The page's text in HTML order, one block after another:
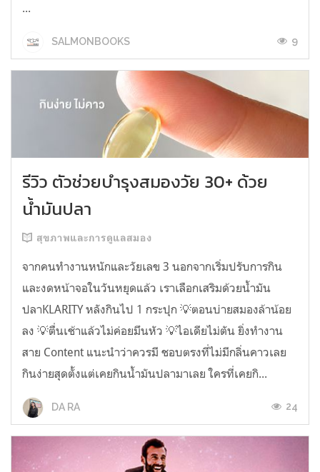
...
SALMONBOOKS 9
รีวิว ตัวช่วยบำรุงสมองวัย 30+ ด้วย
น้ำมันปลา
สุขภาพและการดูแลสมอง
จากคนทำงานหนักและวัยเลข 3 นอกจากเริ่มปรับการกิน
และงดหน้าจอในวันหยุดแล้ว เราเลือกเสริมด้วยน้ำมัน
ปลาKLARITY หลังกินไป 1 กระปุก 💡ตอนบ่ายสมองล้าน้อย
ลง 💡ตื่นเช้าแล้วไม่ค่อยมึนหัว 💡ไอเดียไม่ตัน ยิ่งทำงาน
สาย Content แนะนำว่าควรมี ชอบตรงที่ไม่มีกลิ่นคาวเลย
กินง่ายสุดตั้งแต่เคยกินน้ำมันปลามาเลย ใครที่เคยกิ...
DA RA 24